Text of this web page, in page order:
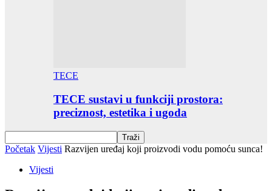
TECE
TECE sustavi u funkciji prostora:
preciznost, estetika i ugoda
Početak Vijesti Razvijen uređaj koji proizvodi vodu pomoću sunca!
Vijesti